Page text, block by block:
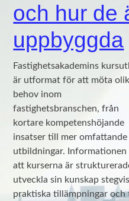
och hur de
uppbyggda
Fastighetsakademins
är utformat för att möta
behov inom
fastighetsbranschen, från
kortare kompetenshöjande
insatser till mer omfattande
utbildningar. Informationen
att kurserna är
utveckla sin kunskap
praktiska tillämpningar och